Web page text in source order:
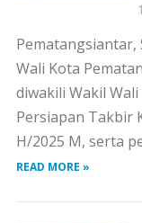
Pematangsiantar,
Wali Kota
diwakili Wakil
Persiapan Takbir
H/2025 M, serta
READ MORE »